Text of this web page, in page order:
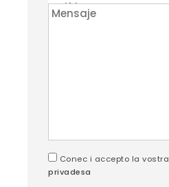
Conec i accepto la vostra
privadesa